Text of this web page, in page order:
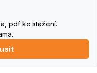
pdf ke stažení.